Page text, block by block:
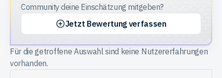
Anleihen
Community deine Einschätzung mitgeben?
Jetzt Bewertung verfassen
Für die getroffene Auswahl sind keine Nutzererfahrungen
vorhanden.